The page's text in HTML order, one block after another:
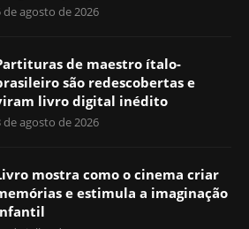
de agosto de 2026
de maestro ítalo-
são redescobertas e
livro digital inédito
de agosto de 2026
mostra como o cinema criar
e estimula a imaginação